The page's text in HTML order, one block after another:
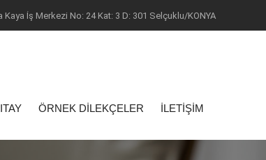
İş Merkezi No: 24 Kat: 3 D: 301 Selçuklu/KONYA
ÖRNEK DİLEKÇELER İLETİŞİM